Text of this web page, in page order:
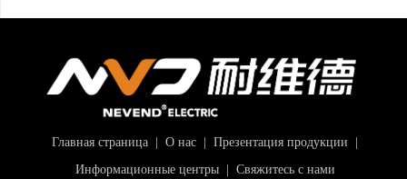
Главная страница О нас Презентация продукции
Информационные центры| Свяжитесь с нами